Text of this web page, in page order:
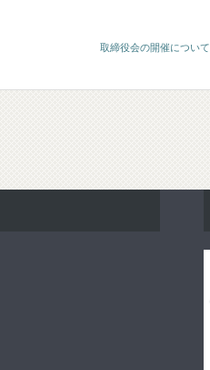
取締役会の開催について